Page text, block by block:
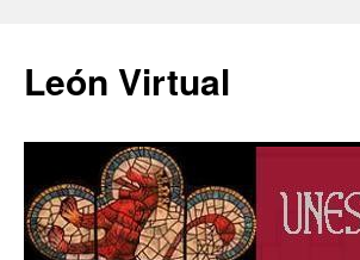
León Virtual